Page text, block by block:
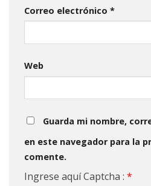
Correo electrónico *
Web
Guarda mi nombre,
en este navegador para la
comente.
Ingrese aquí Captcha : *